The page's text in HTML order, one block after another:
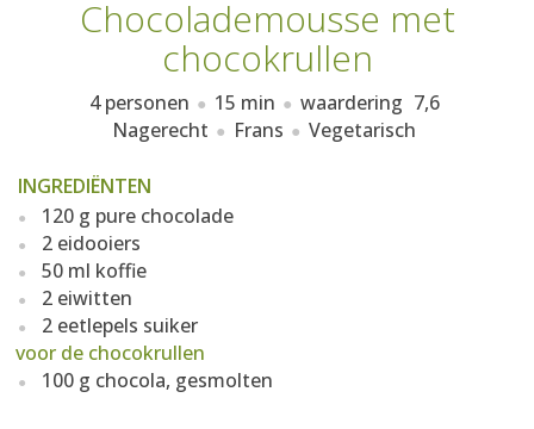
Chocolademousse met
chocokrullen
4 personen 15 min waardering 7,6
Nagerecht
Frans Vegetarisch
INGREDIËNTEN
120 g pure chocolade
2 eidooiers
50 ml koffie
2 eiwitten
2 eetlepels suiker
voor de chocokrullen
100 g chocola, gesmolten